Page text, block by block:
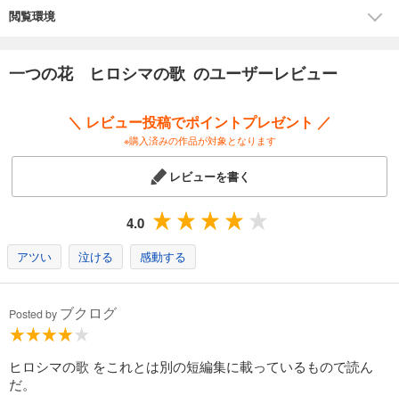
閲覧環境
一つの花 ヒロシマの歌 のユーザーレビュー
＼ レビュー投稿でポイントプレゼント ／
※購入済みの作品が対象となります
レビューを書く
4.0
アツい 泣ける 感動する
Posted by ブクログ
ヒロシマの歌 をこれとは別の短編集に載っているもので読ん
だ。